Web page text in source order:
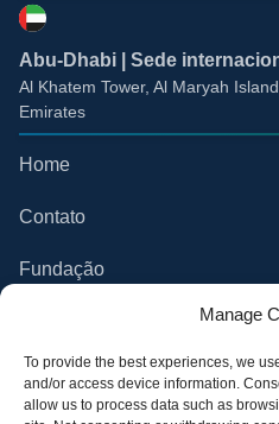
Manage
To provide the best experiences, we
and/or access device information.
allow us to process data such as
Abu-Dhabi | Sede
Al Khatem Tower, Al Maryah
Emirates
Home
Contato
Fundação
Canal do Parceiro
Política de Privacidade